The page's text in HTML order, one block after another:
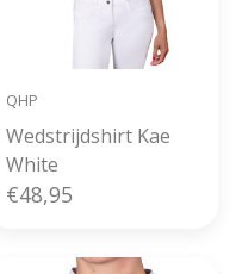
QHP
Wedstrijdshirt Kae
White
€48,95